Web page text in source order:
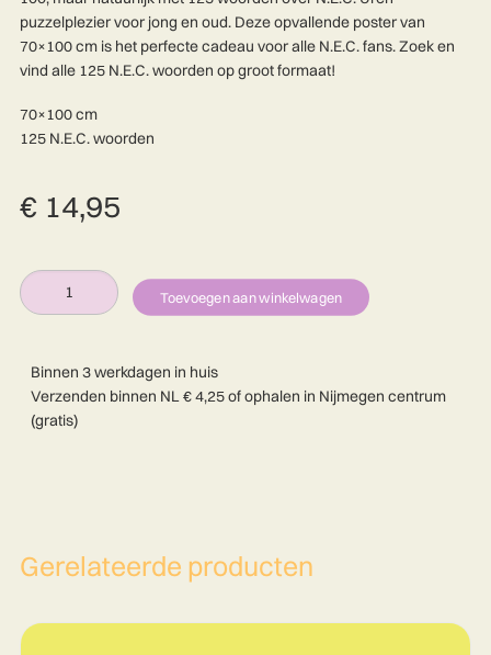
puzzelplezier voor jong en oud. Deze opvallende poster van
70×100 cm is het perfecte cadeau voor alle N.E.C. fans. Zoek en
vind alle 125 N.E.C. woorden op groot formaat!
70×100 cm
125 N.E.C. woorden
€ 14,95
XL
woordzoeker
aantal
Toevoegen aan winkelwagen
Binnen 3 werkdagen in huis
Verzenden binnen NL € 4,25 of ophalen in Nijmegen centrum
(gratis)
Gerelateerde producten